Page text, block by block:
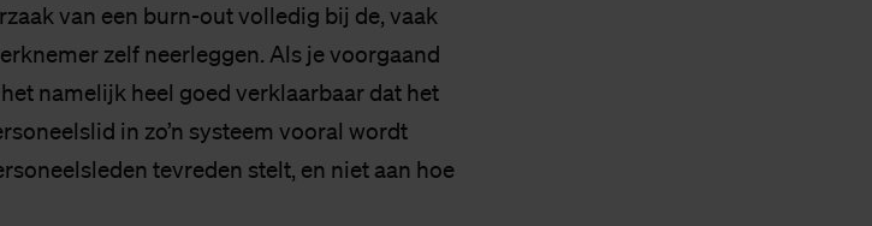
van een burn-out volledig bij de, vaak
zelf neerleggen. Als je voorgaand
namelijk heel goed verklaarbaar dat het
in zo’n systeem vooral wordt
tevreden stelt, en niet aan hoe